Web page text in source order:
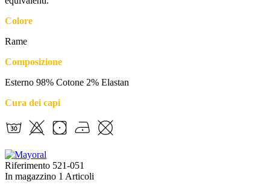
Colore
Rame
Composizione
Esterno 98% Cotone 2% Elastan
Cura dei capi
Riferimento 521-051
In magazzino 1 Articoli